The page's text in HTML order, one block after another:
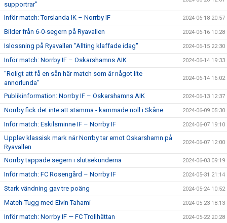
supportrar"
Inför match: Torslanda IK – Norrby IF 2024-06-18 20:57
Bilder från 6-0-segern på Ryavallen 2024-06-16 10:28
Islossning på Ryavallen "Allting klaffade idag" 2024-06-15 22:30
Inför match: Norrby IF – Oskarshamns AIK 2024-06-14 19:33
"Roligt att få en sån här match som är något lite
annorlunda"
2024-06-14 16:02
Publikinformation: Norrby IF – Oskarshamns AIK 2024-06-13 12:37
Norrby fick det inte att stämma - kammade noll i Skåne 2024-06-09 05:30
Inför match: Eskilsminne IF – Norrby IF 2024-06-07 19:10
Upplev klassisk mark när Norrby tar emot Oskarshamn på
Ryavallen
2024-06-07 12:00
Norrby tappade segern i slutsekunderna 2024-06-03 09:19
Inför match: FC Rosengård – Norrby IF 2024-05-31 21:14
Stark vändning gav tre poäng 2024-05-24 10:52
Match-Tugg med Elvin Tahami 2024-05-23 18:13
Inför match: Norrby IF — FC Trollhättan 2024-05-22 20:28